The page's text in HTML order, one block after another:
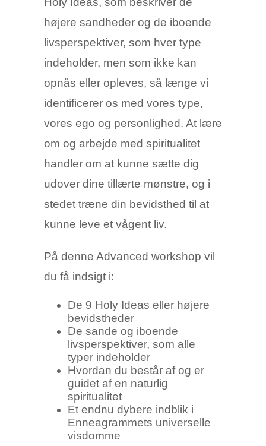
højere sandheder og de iboende
livsperspektiver, som hver type
indeholder, men som ikke kan
opnås eller opleves, så længe vi
identificerer os med vores type,
vores ego og personlighed. At lære
om og arbejde med spiritualitet
handler om at kunne sætte dig
udover dine tillærte mønstre, og i
stedet træne din bevidsthed til at
kunne leve et vågent liv.
På denne Advanced workshop vil
du få indsigt i:
De 9 Holy Ideas eller højere
bevidstheder
De sande og iboende
livsperspektiver, som alle
typer indeholder
Hvordan du består af og er
guidet af en naturlig
spiritualitet
Et endnu dybere indblik i
Enneagrammets universelle
visdomme